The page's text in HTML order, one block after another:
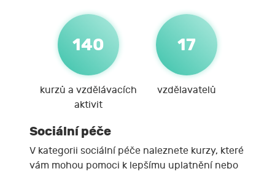
140
kurzů a vzdělávacích
aktivit
17
vzdělavatelů
Sociální péče
V kategorii sociální péče naleznete kurzy, které
vám mohou pomoci k lepšímu uplatnění nebo